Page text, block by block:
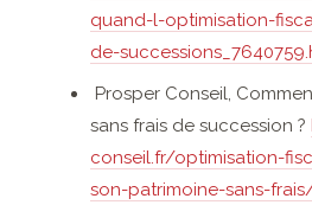
quand-l-optimisation-
de-
Prosper Conseil,
sans frais de succession ?
conseil.fr/optimisation-
son-patrimoine-sans-